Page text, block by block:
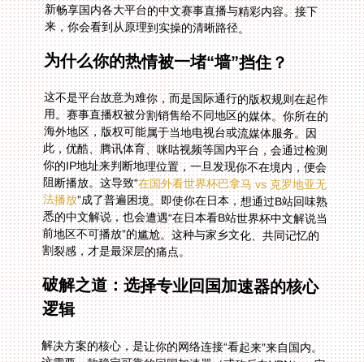
来，你会看到从原理到实操的清晰路径。
为什么你的热情被一堵“墙”挡住？
这不是平台故意为难你，而是国际通行的版权规则在起作
用。赛事直播权被分割销售给不同地区的媒体。你所在的
海外地区，版权可能属于当地电视台或流媒体服务。因
此，优酷、腾讯体育、咪咕视频等国内平台，会通过检测
你的IP地址来判断地理位置，一旦发现你不在境内，便会
阻断播放。这导致“在国外看世界杯巴拿马 vs 克罗地亚无
法播放”成了普遍困境。即使你在日本，想通过B站回味熟
悉的中文解说，也会遭遇“在日本看B站世界杯中文解说当
前地区不可播放”的尴尬。这种与家乡文化、共同记忆的
割裂感，才是最深层的痛点。
破解之道：选择专业回国加速器的核心
逻辑
解决方案的核心，是让你的网络连接“看起来”来自国内。
这需要一款稳定可靠的回国加速器（或称反向VPN）。它
并非简单的网络工具，而是专为海外用户访问国内服务设
计的桥梁。市面选择很多，但你需要关注的不只是“能连
上”，更是“连得好、看得爽”。一个专业的加速器，应该能
智能应对不同平台的高峰期流量，确保在比赛关键时刻不